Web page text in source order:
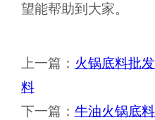
望能帮助到大家。
上一篇： 火锅底料批
料
下一篇： 牛油火锅底